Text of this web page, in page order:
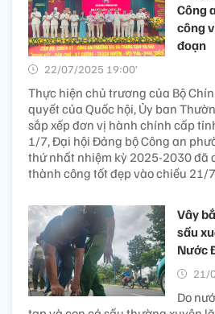
Công
công
đoạn
22/07/2025 19:00’
Thực hiện chủ trương của Bộ
quyết của Quốc hội, Ủy ban
sắp xếp đơn vị hành chính cấp
1/7, Đại hội Đảng bộ Công an
thứ nhất nhiệm kỳ 2025-2030 đã
thành công tốt đẹp vào chiều 21/
Vây
sấu
Nước
21/
Do